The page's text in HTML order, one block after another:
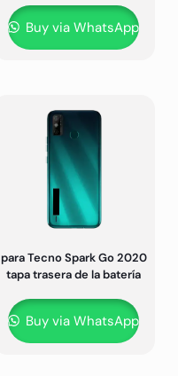
Buy via WhatsApp
para Tecno Spark Go 2020
tapa trasera de la batería
Buy via WhatsApp